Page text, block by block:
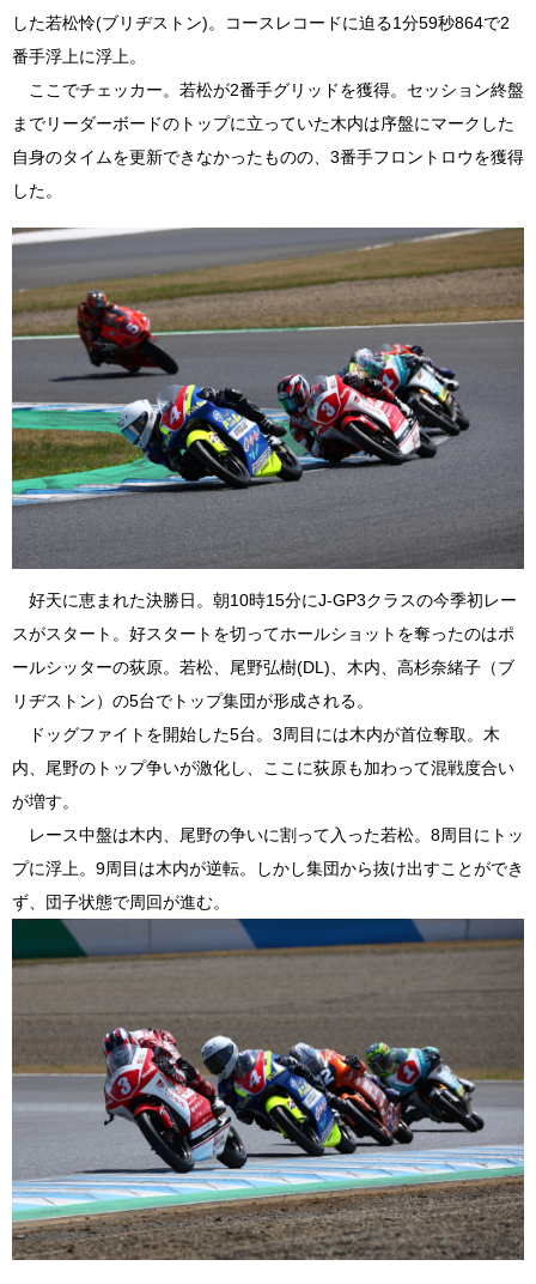
した若松怜(ブリヂストン)。コースレコードに迫る1分59秒864で2
番手浮上に浮上。
ここでチェッカー。若松が2番手グリッドを獲得。セッション終盤
までリーダーボードのトップに立っていた木内は序盤にマークした
自身のタイムを更新できなかったものの、3番手フロントロウを獲得
した。
好天に恵まれた決勝日。朝10時15分にJ-GP3クラスの今季初レー
スがスタート。好スタートを切ってホールショットを奪ったのはポ
ールシッターの荻原。若松、尾野弘樹(DL)、木内、高杉奈緒子（ブ
リヂストン）の5台でトップ集団が形成される。
ドッグファイトを開始した5台。3周目には木内が首位奪取。木
内、尾野のトップ争いが激化し、ここに荻原も加わって混戦度合い
が増す。
レース中盤は木内、尾野の争いに割って入った若松。8周目にトッ
プに浮上。9周目は木内が逆転。しかし集団から抜け出すことができ
ず、団子状態で周回が進む。